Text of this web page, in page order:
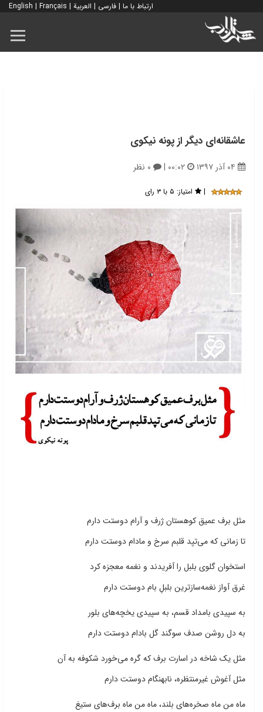
ارتباط با ما | فارسی | العربية |
English | Français
عاشقانه‌ای دیگر از پونه نیکوی
۰۴ آذر ۱۳۹۷ ۰۰:۰۲ | ۰ نظر
| امتیاز: ۵ با ۳ رای
مثل برف عمیق کوهستان ژرف و آرام دوستت دارم
تا زمانی که می‌تپد قلبم سرخ و مادام دوستت دارم
استخوان گلوی بلبل را آفریدند و نغمه معجزه کرد
غرق آواز نغمه‌سازترین بلبلِ بام دوستت دارم
به سپیدی بامداد قسم، به سپیدی یخچه‌های بلور
به دل روشن صدف سوگند گل بادام دوستت دارم
مثل یک شاخه در اسارت برف که گره می‌خورد شکوفه به آن
مثل آغوش غیرمنتظره، نابهنگام دوستت دارم
ماه من ماه صخره‌های بلند، ماه من ماه برف‌های ستیغ